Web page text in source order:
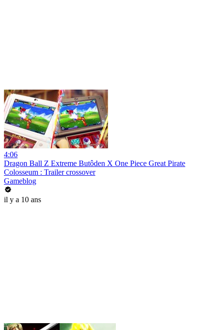
4:06
Dragon Ball Z Extreme Butôden X One Piece Great Pirate
Colosseum : Trailer crossover
Gameblog
il y a 10 ans